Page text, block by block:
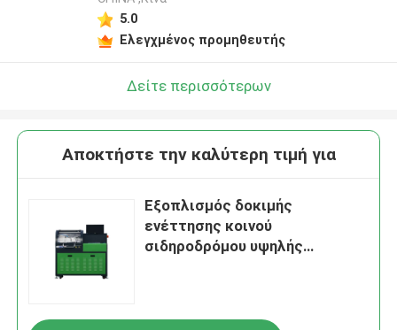
5.0
Ελεγχμένος προμηθευτής
Δείτε περισσότερων
Αποκτήστε την καλύτερη τιμή για
Εξοπλισμός δοκιμής
ενέττησης κοινού
σιδηροδρόμου υψηλής